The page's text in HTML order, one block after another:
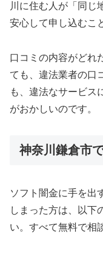
川に住む人が「同じ
安心して申し込むこ
口コミの内容がどれ
ても、違法業者の口
も、違法なサービス
がおかしいのです。
神奈川鎌倉市
ソフト闇金に手を出
しまった方は、以下
い。すべて無料で相